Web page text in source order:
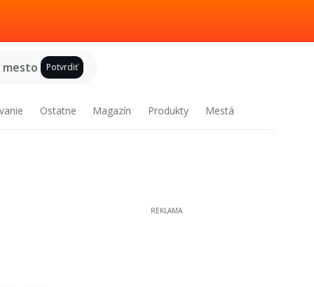
Potvrdiť
Ostatne Magazín Produkty Mestá
REKLAMA